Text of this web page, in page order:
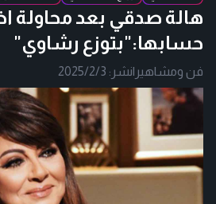
هالة صدقي بعد محاولة
حسابها:"بتوزع رشاوي"
فن ومشاهير |نشر: 2025/2/3